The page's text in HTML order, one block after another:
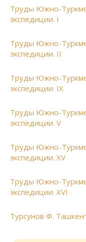
Труды Южно-
экспедиции. I
Труды Южно-
экспедиции. II
Труды Южно-
экспедиции. IX
Труды Южно-
экспедиции. V
Труды Южно-
экспедиции. XV
Труды Южно-
экспедиции. XVI
Турсунов Ф.